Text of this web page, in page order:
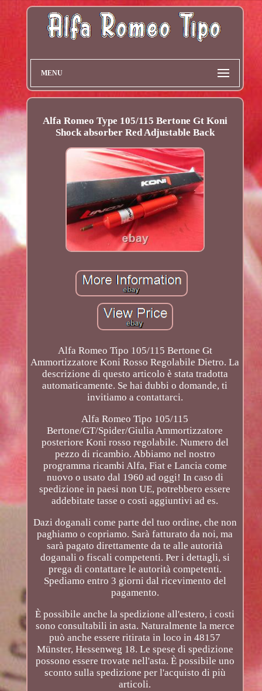
MENU
Alfa Romeo Type 105/115 Bertone Gt Koni
Shock absorber Red Adjustable Back
Alfa Romeo Tipo 105/115 Bertone Gt
Ammortizzatore Koni Rosso Regolabile Dietro. La
descrizione di questo articolo è stata tradotta
automaticamente. Se hai dubbi o domande, ti
invitiamo a contattarci.
Alfa Romeo Tipo 105/115
Bertone/GT/Spider/Giulia Ammortizzatore
posteriore Koni rosso regolabile. Numero del
pezzo di ricambio. Abbiamo nel nostro
programma ricambi Alfa, Fiat e Lancia come
nuovo o usato dal 1960 ad oggi! In caso di
spedizione in paesi non UE, potrebbero essere
addebitate tasse o costi aggiuntivi ad es.
Dazi doganali come parte del tuo ordine, che non
paghiamo o copriamo. Sarà fatturato da noi, ma
sarà pagato direttamente da te alle autorità
doganali o fiscali competenti. Per i dettagli, si
prega di contattare le autorità competenti.
Spediamo entro 3 giorni dal ricevimento del
pagamento.
È possibile anche la spedizione all'estero, i costi
sono consultabili in asta. Naturalmente la merce
può anche essere ritirata in loco in 48157
Münster, Hessenweg 18. Le spese di spedizione
possono essere trovate nell'asta. È possibile uno
sconto sulla spedizione per l'acquisto di più
articoli.